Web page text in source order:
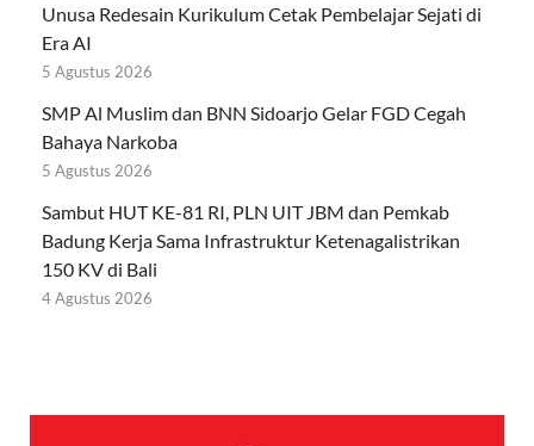
Unusa Redesain Kurikulum Cetak Pembelajar Sejati di
Era AI
5 Agustus 2026
SMP Al Muslim dan BNN Sidoarjo Gelar FGD Cegah
Bahaya Narkoba
5 Agustus 2026
Sambut HUT KE-81 RI, PLN UIT JBM dan Pemkab
Badung Kerja Sama Infrastruktur Ketenagalistrikan
150 KV di Bali
4 Agustus 2026